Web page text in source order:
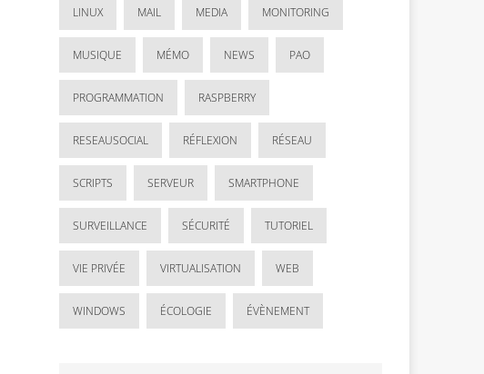
LINUX MAIL MEDIA MONITORING
MUSIQUE MÉMO NEWS PAO
PROGRAMMATION RASPBERRY
RESEAUSOCIAL RÉFLEXION RÉSEAU
SCRIPTS SERVEUR SMARTPHONE
SURVEILLANCE SÉCURITÉ TUTORIEL
VIE PRIVÉE VIRTUALISATION WEB
WINDOWS ÉCOLOGIE ÉVÈNEMENT